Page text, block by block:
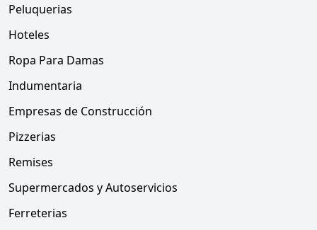
Peluquerias
Hoteles
Ropa Para Damas
Indumentaria
Empresas de Construcción
Pizzerias
Remises
Supermercados y Autoservicios
Ferreterias